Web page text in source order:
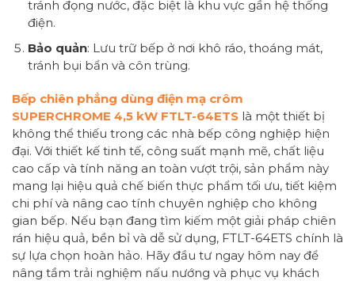
tránh đọng nước, đặc biệt là khu vực gần hệ thống
điện.
Bảo quản: Lưu trữ bếp ở nơi khô ráo, thoáng mát,
tránh bụi bẩn và côn trùng.
Bếp chiên phẳng dùng điện mạ crôm
SUPERCHROME 4,5 kW FTLT-64ETS là một thiết bị
không thể thiếu trong các nhà bếp công nghiệp hiện
đại. Với thiết kế tinh tế, công suất mạnh mẽ, chất liệu
cao cấp và tính năng an toàn vượt trội, sản phẩm này
mang lại hiệu quả chế biến thực phẩm tối ưu, tiết kiệm
chi phí và nâng cao tính chuyên nghiệp cho không
gian bếp. Nếu bạn đang tìm kiếm một giải pháp chiên
rán hiệu quả, bền bỉ và dễ sử dụng, FTLT-64ETS chính là
sự lựa chọn hoàn hảo. Hãy đầu tư ngay hôm nay để
nâng tầm trải nghiệm nấu nướng và phục vụ khách